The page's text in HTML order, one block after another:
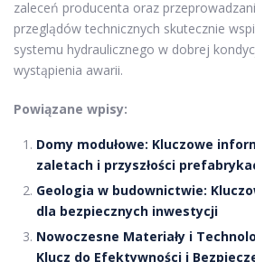
zaleceń producenta oraz
przeglądów technicznych skutecznie
systemu hydraulicznego w dobrej
wystąpienia awarii.
Powiązane wpisy:
Domy modułowe: Kluczowe
zaletach i przyszłości
Geologia w budownictwie:
dla bezpiecznych inwestycji
Nowoczesne Materiały i
Klucz do Efektywności i